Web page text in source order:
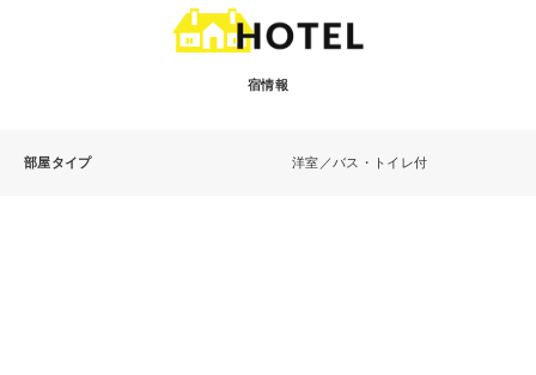
宿情報
部屋タイプ 洋室／バス・トイレ付